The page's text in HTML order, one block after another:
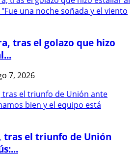
tras el golazo que hizo
7, 2026
tras el triunfo de Unión